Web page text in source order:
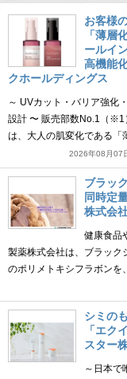
お客様
「薄層
ールイ
高機能
クホールディングス
～ UVカット・バリア強化
設計 〜 販売部数No.1（※1
は、大人の肌変化である
2026年08月07
ブラッ
同時定
株式会
健康食品
製薬株式会社は、ブラッ
のポリメトキシフラボン
シミの
「エク
スター
～日本で